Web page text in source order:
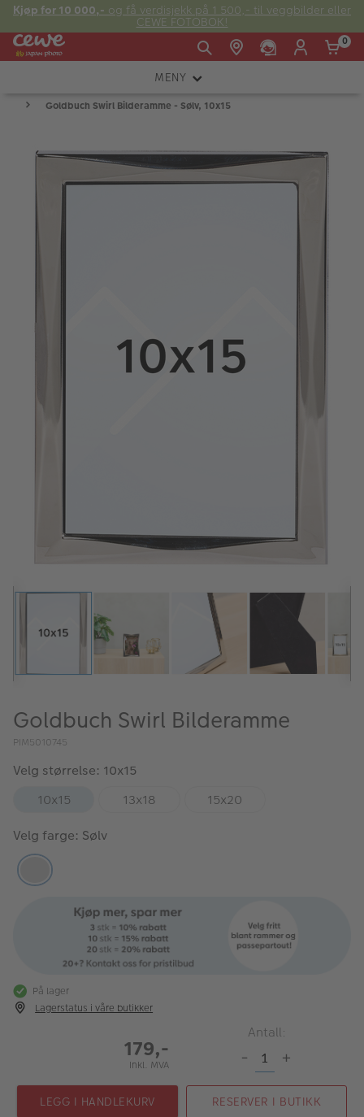
Kjøp for 10 000,- og få verdisjekk på 1 500,- til veggbilder eller
CEWE FOTOBOK!
Fre:
20:00
0
MENY
KAMERA
Inspirasjon
Butikkoversikt
Goldbuch Swirl Bilderamme - Sølv, 10x15
Goldbuch Swirl Bilderamme
PIM5010745
Velg størrelse: 10x15
10x15
13x18
15x20
Velg farge: Sølv
På lager
Lagerstatus i våre butikker
179,-
Inkl. MVA
Antall:
- +
LEGG I HANDLEKURV RESERVER I BUTIKK